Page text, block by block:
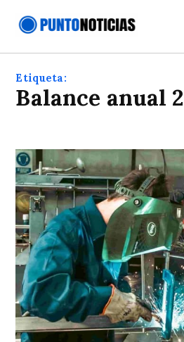
Etiqueta:
Balance anual